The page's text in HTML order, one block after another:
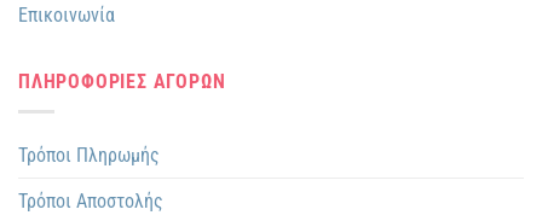
Επικοινωνία
ΠΛΗΡΟΦΟΡΙΕΣ ΑΓΟΡΩΝ
Τρόποι Πληρωμής
Τρόποι Αποστολής